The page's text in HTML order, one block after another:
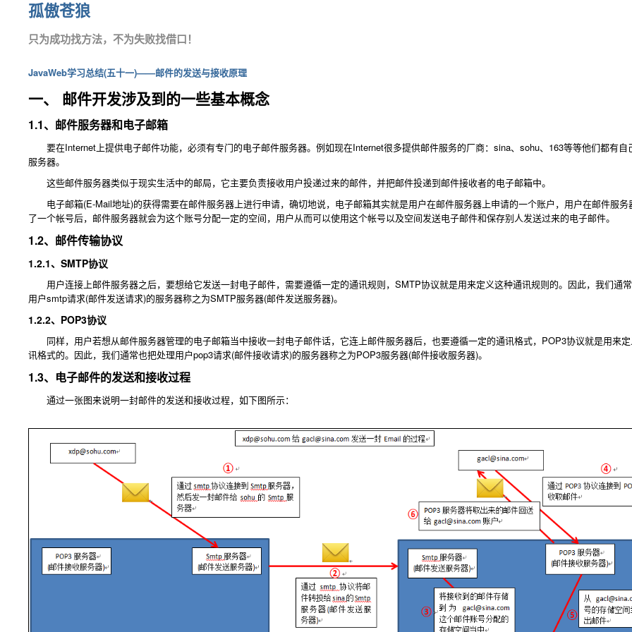
孤傲苍狼
只为成功找方法，不为失败找借口！
JavaWeb学习总结(五十一)——邮件的发送与接收原理
一、 邮件开发涉及到的一些基本概念
1.1、邮件服务器和电子邮箱
要在Internet上提供电子邮件功能，必须有专门的电子邮件服务器。例如现在Internet很多提供邮件服务的厂商：sina、sohu、163等等他们都有自
服务器。
这些邮件服务器类似于现实生活中的邮局，它主要负责接收用户投递过来的邮件，并把邮件投递到邮件接收者的电子邮箱中。
电子邮箱(E-Mail地址)的获得需要在邮件服务器上进行申请，确切地说，电子邮箱其实就是用户在邮件服务器上申请的一个账户，用户在邮件服务
了一个帐号后，邮件服务器就会为这个账号分配一定的空间，用户从而可以使用这个帐号以及空间发送电子邮件和保存别人发送过来的电子邮件。
1.2、邮件传输协议
1.2.1、SMTP协议
用户连接上邮件服务器之后，要想给它发送一封电子邮件，需要遵循一定的通讯规则，SMTP协议就是用来定义这种通讯规则的。因此，我们通
用户smtp请求(邮件发送请求)的服务器称之为SMTP服务器(邮件发送服务器)。
1.2.2、POP3协议
同样，用户若想从邮件服务器管理的电子邮箱当中接收一封电子邮件话，它连上邮件服务器后，也要遵循一定的通讯格式，POP3协议就是用来
讯格式的。因此，我们通常也把处理用户pop3请求(邮件接收请求)的服务器称之为POP3服务器(邮件接收服务器)。
1.3、电子邮件的发送和接收过程
通过一张图来说明一封邮件的发送和接收过程，如下图所示：